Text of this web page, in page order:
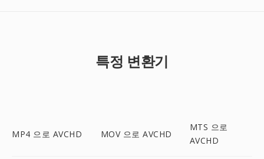
특정 변환기
MP4 으로 AVCHD MOV 으로 AVCHD
MTS 으로
AVCHD